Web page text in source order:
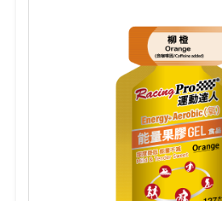
能
量
果
42g
草
莓
口
味
數
量